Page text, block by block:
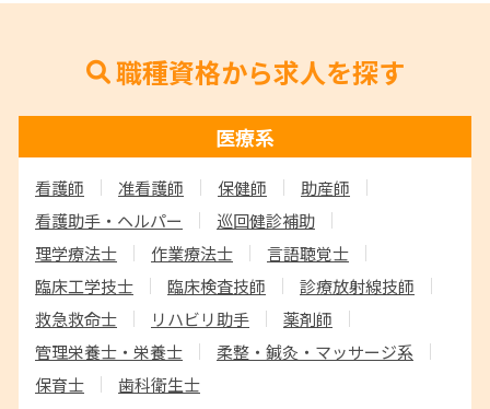
職種資格から求人を探す
医療系
看護師 准看護師 保健師
助産師
看護助手・ヘルパー
巡回健診補助
理学療法士
作業療法士
言語聴覚士
臨床工学技士
臨床検査技師
診療放射線技師
救急救命士
リハビリ助手
薬剤師
管理栄養士・栄養士
柔整・鍼灸・マッサージ系
保育士
歯科衛生士